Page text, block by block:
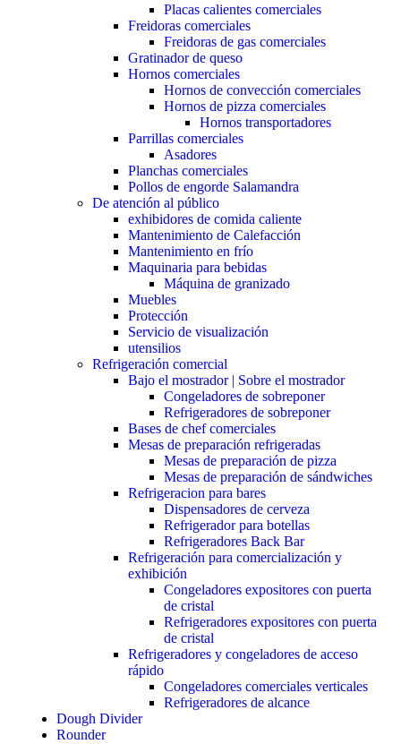
Placas calientes comerciales
Freidoras comerciales
Freidoras de gas comerciales
Gratinador de queso
Hornos comerciales
Hornos de convección comerciales
Hornos de pizza comerciales
Hornos transportadores
Parrillas comerciales
Asadores
Planchas comerciales
Pollos de engorde Salamandra
De atención al público
exhibidores de comida caliente
Mantenimiento de Calefacción
Mantenimiento en frío
Maquinaria para bebidas
Máquina de granizado
Muebles
Protección
Servicio de visualización
utensilios
Refrigeración comercial
Bajo el mostrador | Sobre el mostrador
Congeladores de sobreponer
Refrigeradores de sobreponer
Bases de chef comerciales
Mesas de preparación refrigeradas
Mesas de preparación de pizza
Mesas de preparación de sándwiches
Refrigeracion para bares
Dispensadores de cerveza
Refrigerador para botellas
Refrigeradores Back Bar
Refrigeración para comercialización y
exhibición
Congeladores expositores con puerta
de cristal
Refrigeradores expositores con puerta
de cristal
Refrigeradores y congeladores de acceso
rápido
Congeladores comerciales verticales
Refrigeradores de alcance
Dough Divider
Rounder